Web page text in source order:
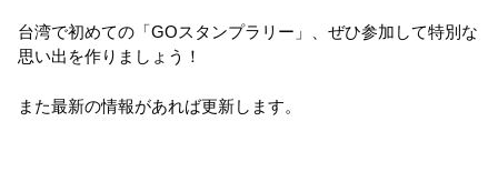
台湾で初めての「GOスタンプラリー」、ぜひ参加して特別な
思い出を作りましょう！
また最新の情報があれば更新します。